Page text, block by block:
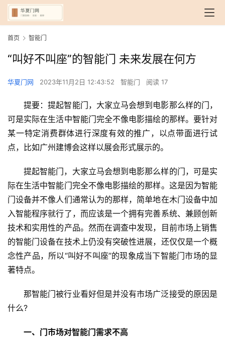
首页 智能门
“叫好不叫座”的智能门 未来发展在何方
华夏门网 2023年11月2日 12:43:52 智能门 阅读 17
提要：提起智能门，大家立马会想到电影那么样的门，
可是实际在生活中智能门完全不像电影描绘的那样。要针对
某一特定消费群体进行深度有效的推广，以点带面进行试
点，比如广州建博会这样以展会形式展示的。
提起智能门，大家立马会想到电影那么样的门，可是实
际在生活中智能门完全不像电影描绘的那样。这是因为智能
门设备并不像人们通常认为的那样，简单地在木门设备中加
入智能程序就行了，而应该是一个拥有完善系统、兼顾创新
技术和实用性的产品。然而在调查中发现，目前市场上销售
的智能门设备在技术上仍没有突破性进展，还仅仅是一个概
念性产品，所以“叫好不叫座”的现象成当下智能门市场的显
著特点。
那智能门被行业看好但是并没有市场广泛接受的原因是
什么?
一、门市场对智能门需求不高